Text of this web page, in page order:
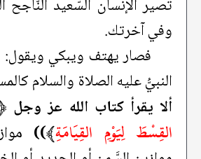
تصير الإنسان السّعيد النّاجح
وفي آخرتك.
فصار يهتف ويبكي ويقول:
النبيُّ عليه الصلاة والسلام
ألا يقرأ كتاب الله عز وجل
القِسْطَ لِيَوْمِ القِيَامَةِ﴾))